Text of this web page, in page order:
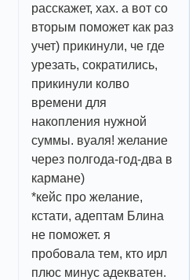
расскажет, хах. а вот со
вторым поможет как раз
учет) прикинули, че где
урезать, сократились,
прикинули колво
времени для
накопления нужной
суммы. вуаля! желание
через полгода-год-два в
кармане)
*кейс про желание,
кстати, адептам Блина
не поможет. я
пробовала тем, кто ирл
плюс минус адекватен.